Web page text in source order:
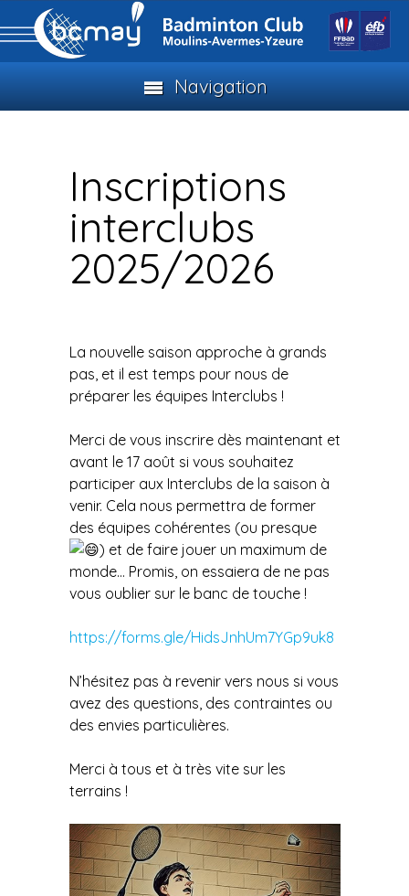
Navigation
Inscriptions
interclubs
2025/2026
La nouvelle saison approche à grands
pas, et il est temps pour nous de
préparer les équipes Interclubs !
Merci de vous inscrire dès maintenant et
avant le 17 août sivous souhaitez
participer aux Interclubs de la saison à
venir. Cela nous permettra de former
des équipes cohérentes (ou presque
) et de faire jouer un maximum de
monde… Promis, on essaiera de ne pas
vous oublier sur le banc de touche !
https://forms.gle/HidsJnhUm7YGp9uk8
N’hésitez pas à revenir vers nous si vous
avez des questions, des contraintes ou
des envies particulières.
Merci à tous et à très vite sur les
terrains !